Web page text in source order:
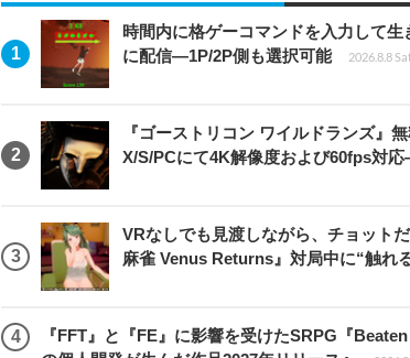
時間内に格ゲーコマンドを入力して
に配信―1P/2P側も選択可能
2026.8.8
『ゴーストリコン ワイルドランズ』
X/S/PCにて4K解像度および60fps対
VRなしでも見渡しながら、チョット
麻雀 Venus Returns』対局中に“触れ
『FFT』と『FE』に影響を受けたSRPG『